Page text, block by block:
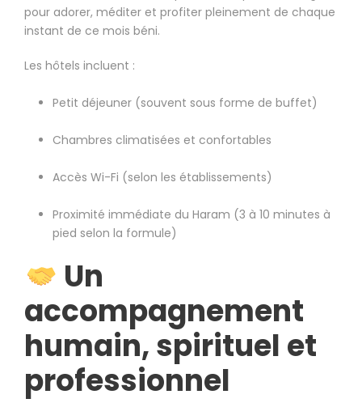
pour adorer, méditer et profiter pleinement de chaque
instant de ce mois béni.
Les hôtels incluent :
Petit déjeuner (souvent sous forme de buffet)
Chambres climatisées et confortables
Accès Wi-Fi (selon les établissements)
Proximité immédiate du Haram (3 à 10 minutes à
pied selon la formule)
Un
accompagnement
humain, spirituel et
professionnel